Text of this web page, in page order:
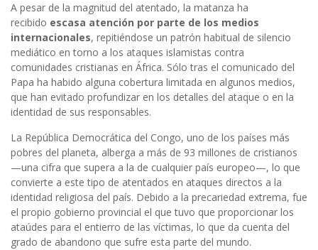
A pesar de la magnitud del atentado, la matanza ha
recibido escasa atención por parte de los medios
internacionales, repitiéndose un patrón habitual de silencio
mediático en torno a los ataques islamistas contra
comunidades cristianas en África. Sólo tras el comunicado del
Papa ha habido alguna cobertura limitada en algunos medios,
que han evitado profundizar en los detalles del ataque o en la
identidad de sus responsables.
La República Democrática del Congo, uno de los países más
pobres del planeta, alberga a más de 93 millones de cristianos
—una cifra que supera a la de cualquier país europeo—, lo que
convierte a este tipo de atentados en ataques directos a la
identidad religiosa del país. Debido a la precariedad extrema, fue
el propio gobierno provincial el que tuvo que proporcionar los
ataúdes para el entierro de las víctimas, lo que da cuenta del
grado de abandono que sufre esta parte del mundo.